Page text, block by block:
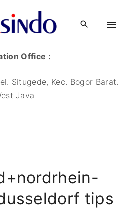
Office :
Situgede, Kec. Bogor Barat.
Java
tips